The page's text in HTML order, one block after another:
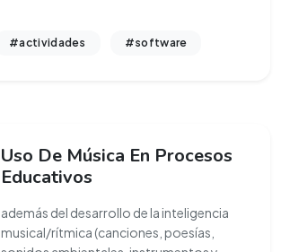
#actividades #software
Uso De Música En Procesos
Educativos
además del desarrollo de la inteligencia
musical/rítmica (canciones, poesías,